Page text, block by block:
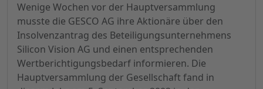
Wenige Wochen vor der Hauptversammlung
musste die GESCO AG ihre Aktionäre über den
Insolvenzantrag des Beteiligungsunternehmens
Silicon Vision AG und einen entsprechenden
Wertberichtigungsbedarf informieren. Die
Hauptversammlung der Gesellschaft fand in